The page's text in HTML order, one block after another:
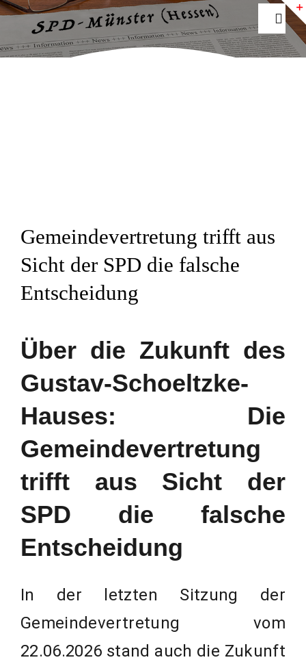
Zum
Inhalt
springen
Newsletter
INTERN
Gemeindevertretung trifft aus
Sicht der SPD die falsche
Entscheidung
Über die Zukunft des
Gustav-Schoeltzke-
Hauses: Die
Gemeindevertretung
trifft aus Sicht der
SPD die falsche
Entscheidung
In der letzten Sitzung der
Gemeindevertretung vom
22.06.2026 stand auch die Zukunft